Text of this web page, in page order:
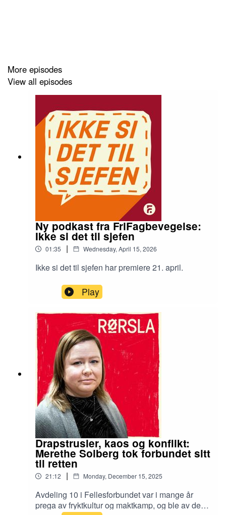
More episodes
View all episodes
Ny podkast fra FriFagbevegelse:
Ikke si det til sjefen
01:35 | Wednesday, April 15, 2026
Ikke si det til sjefen har premiere 21. april.
Play
Drapstrusler, kaos og konflikt:
Merethe Solberg tok forbundet sitt
til retten
21:12 | Monday, December 15, 2025
Avdeling 10 i Fellesforbundet var i mange år
prega av fryktkultur og maktkamp, og ble av de